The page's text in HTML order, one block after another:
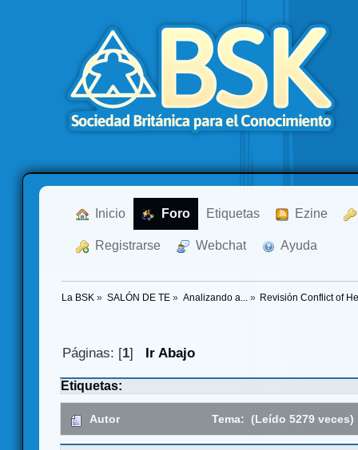
Inicio Foro Etiquetas Ezine
Registrarse Webchat Ayuda
La BSK » SALÓN DE TE » Analizando a... » Revisión Conflict of
Páginas: [1] Ir Abajo
Etiquetas:
Autor Tema: (Leído 5279 veces)